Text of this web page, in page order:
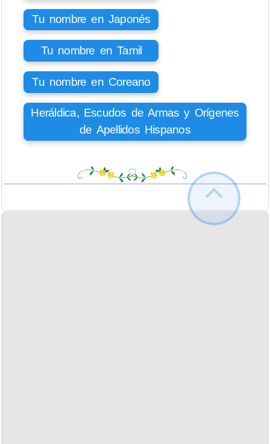
Tu nombre en Japonés
Tu nombre en Tamil
Tu nombre en Coreano
Heráldica, Escudos de Armas y Orígenes
de Apellidos Hispanos